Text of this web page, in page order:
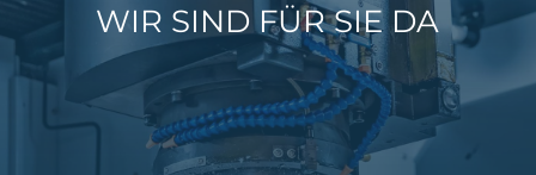
WIR SIND FÜR SIE DA